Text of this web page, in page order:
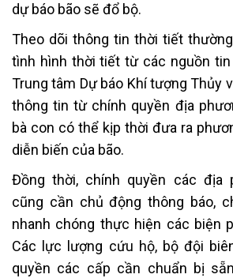
dự báo bão sẽ đổ bộ.
Theo dõi thông tin thời tiết
tình hình thời tiết từ các nguồn
Trung tâm Dự báo Khí tượng Thủy
thông tin từ chính quyền địa
bà con có thể kịp thời đưa ra
diễn biến của bão.
Đồng thời, chính quyền các địa
cũng cần chủ động thông báo,
nhanh chóng thực hiện các biện
Các lực lượng cứu hộ, bộ đội
quyền các cấp cần chuẩn bị